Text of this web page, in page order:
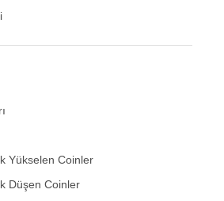
Yükselen Coinler
Düşen Coinler